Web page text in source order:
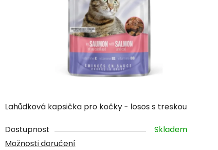
Lahůdková kapsička pro kočky - losos s treskou
Dostupnost
Skladem
Možnosti doručení